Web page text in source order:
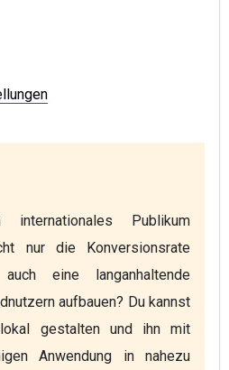
Publikum
nur die Konversionsrate
eine langanhaltende
aufbauen? Du kannst
gestalten und ihn mit
Anwendung in nahezu